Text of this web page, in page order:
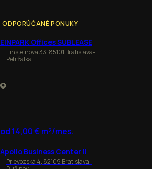
ODPORÚČANÉ PONUKY
EINPARK Offices SUBLEASE
Einsteinova 33, 85101 Bratislava-
Petržalka
od 14,00 € m²/mes.
Apollo Business Center II
Prievozská 4, 82109 Bratislava-